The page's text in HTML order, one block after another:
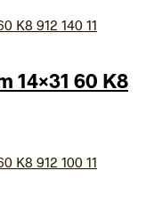
14×31 60 K8